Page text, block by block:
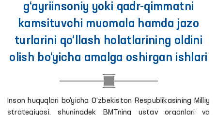
g‘ayriinsoniy yoki qadr-qimmatni
kamsituvchi muomala hamda jazo
turlarini qo‘llash holatlarining oldini
olish bo‘yicha amalga oshirgan ishlari
Inson huquqlari bo‘yicha O‘zbekiston Respublikasining Milliy
strategiyasi, shuningdek BMTning ustav organlari va